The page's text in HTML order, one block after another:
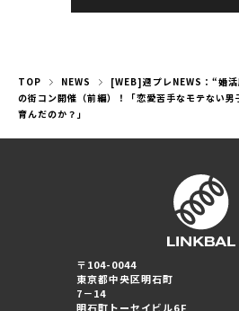
婚活パーティー（東京）
婚活パーティー（大阪）
PRIVACY
TOP NEWS
[WEB]週プレNEWS：“婚
の街コン開催（前編）！「恋愛苦手なモテない男
育んだのか？」
〒104-0044
東京都中央区明石町
7－14
明石町トーセイビル6F